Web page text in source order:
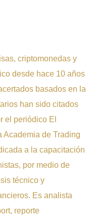
criptomonedas y
desde hace 10 años
basados en la
han sido citados
el periódico El
Academia de Trading
a la capacitación
por medio de
técnico y
Es analista
reporte